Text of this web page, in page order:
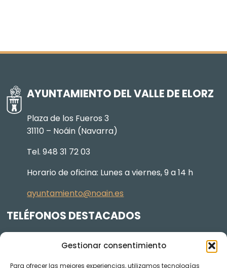
Gestionar consentimiento
Para ofrecer las mejores experiencias, utilizamos tecnologías
AYUNTAMIENTO DEL VALLE DE ELORZ
Plaza de los Fueros 3
31110 – Noáin (Navarra)
Tel. 948 31 72 03
Horario de oficina: Lunes a viernes, 9 a 14 h
ayuntamiento@noain.es
TELÉFONOS DESTACADOS
605 834 045
948 368 156